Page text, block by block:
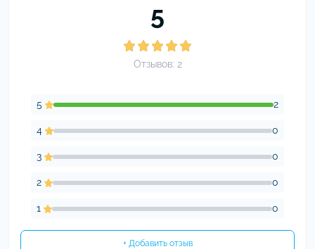
5
Отзывов: 2
5 2
4 0
3 0
2 0
1 0
+ Добавить отзыв